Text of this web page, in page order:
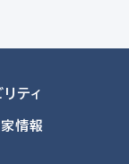
ティ
情報